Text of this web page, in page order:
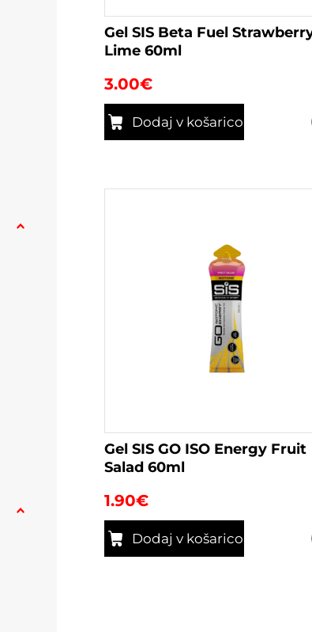
Gel SIS Beta Fuel
Lime 60ml
3.00€
Dodaj v košarico
Gel SIS GO ISO Energy Fruit
Salad 60ml
1.90€
Dodaj v košarico